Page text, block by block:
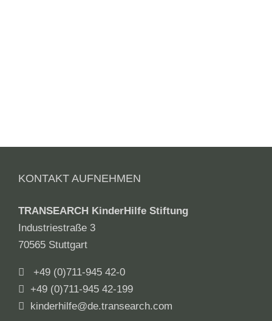
KONTAKT AUFNEHMEN
TRANSEARCH KinderHilfe Stiftung
Industriestraße 3
70565 Stuttgart
+49 (0)711-945 42-0
+49 (0)711-945 42-199
kinderhilfe@de.transearch.com